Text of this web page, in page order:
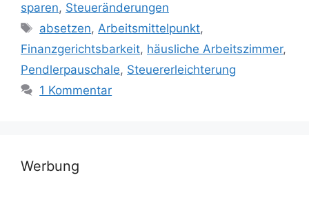
sparen, Steueränderungen
Schlagwörter
absetzen,Arbeitsmittelpunkt,
Finanzgerichtsbarkeit, häusliche Arbeitszimmer,
Pendlerpauschale, Steuererleichterung
1 Kommentar
Werbung